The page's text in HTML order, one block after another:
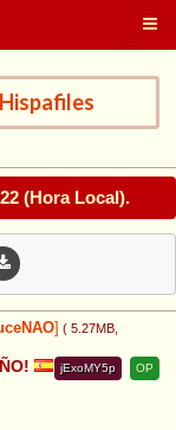
(Hora Local).
( 5.27MB
jExoMY5p OP